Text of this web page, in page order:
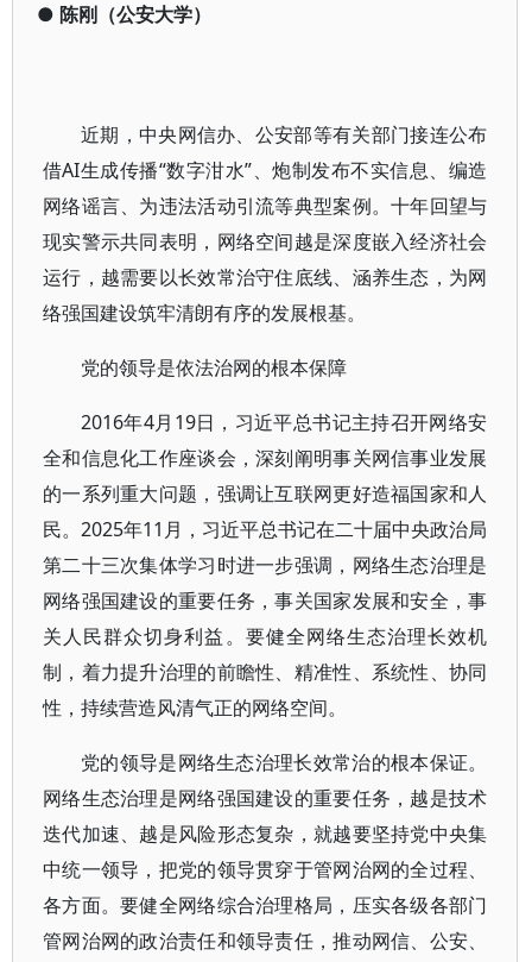
● 陈刚（公安大学）
近期，中央网信办、公安部等有关部门接连公布
借AI生成传播“数字泔水”、炮制发布不实信息、编造
网络谣言、为违法活动引流等典型案例。十年回望与
现实警示共同表明，网络空间越是深度嵌入经济社会
运行，越需要以长效常治守住底线、涵养生态，为网
络强国建设筑牢清朗有序的发展根基。
党的领导是依法治网的根本保障
2016年4月19日，习近平总书记主持召开网络安
全和信息化工作座谈会，深刻阐明事关网信事业发展
的一系列重大问题，强调让互联网更好造福国家和人
民。2025年11月，习近平总书记在二十届中央政治局
第二十三次集体学习时进一步强调，网络生态治理是
网络强国建设的重要任务，事关国家发展和安全，事
关人民群众切身利益。要健全网络生态治理长效机
制，着力提升治理的前瞻性、精准性、系统性、协同
性，持续营造风清气正的网络空间。
党的领导是网络生态治理长效常治的根本保证。
网络生态治理是网络强国建设的重要任务，越是技术
迭代加速、越是风险形态复杂，就越要坚持党中央集
中统一领导，把党的领导贯穿于管网治网的全过程、
各方面。要健全网络综合治理格局，压实各级各部门
管网治网的政治责任和领导责任，推动网信、公安、